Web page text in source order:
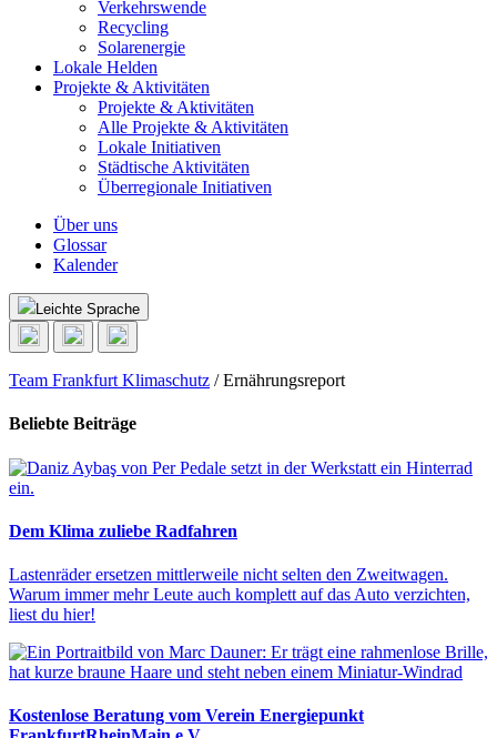
Verkehrswende
Recycling
Solarenergie
Lokale Helden
Projekte & Aktivitäten
Projekte & Aktivitäten
Alle Projekte & Aktivitäten
Lokale Initiativen
Städtische Aktivitäten
Überregionale Initiativen
Über uns
Glossar
Kalender
Leichte Sprache
Team Frankfurt Klimaschutz /Ernährungsreport
Beliebte Beiträge
Dem Klima zuliebe Radfahren
Lastenräder ersetzen mittlerweile nicht selten den Zweitwagen.
Warum immer mehr Leute auch komplett auf das Auto verzichten,
liest du hier!
Kostenlose Beratung vom Verein Energiepunkt